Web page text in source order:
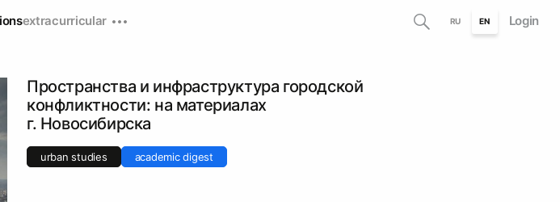
extracurricular RU EN Login
Пространства и инфраструктура городской
конфликтности: на материалах
г. Новосибирска
urban studies academic digest